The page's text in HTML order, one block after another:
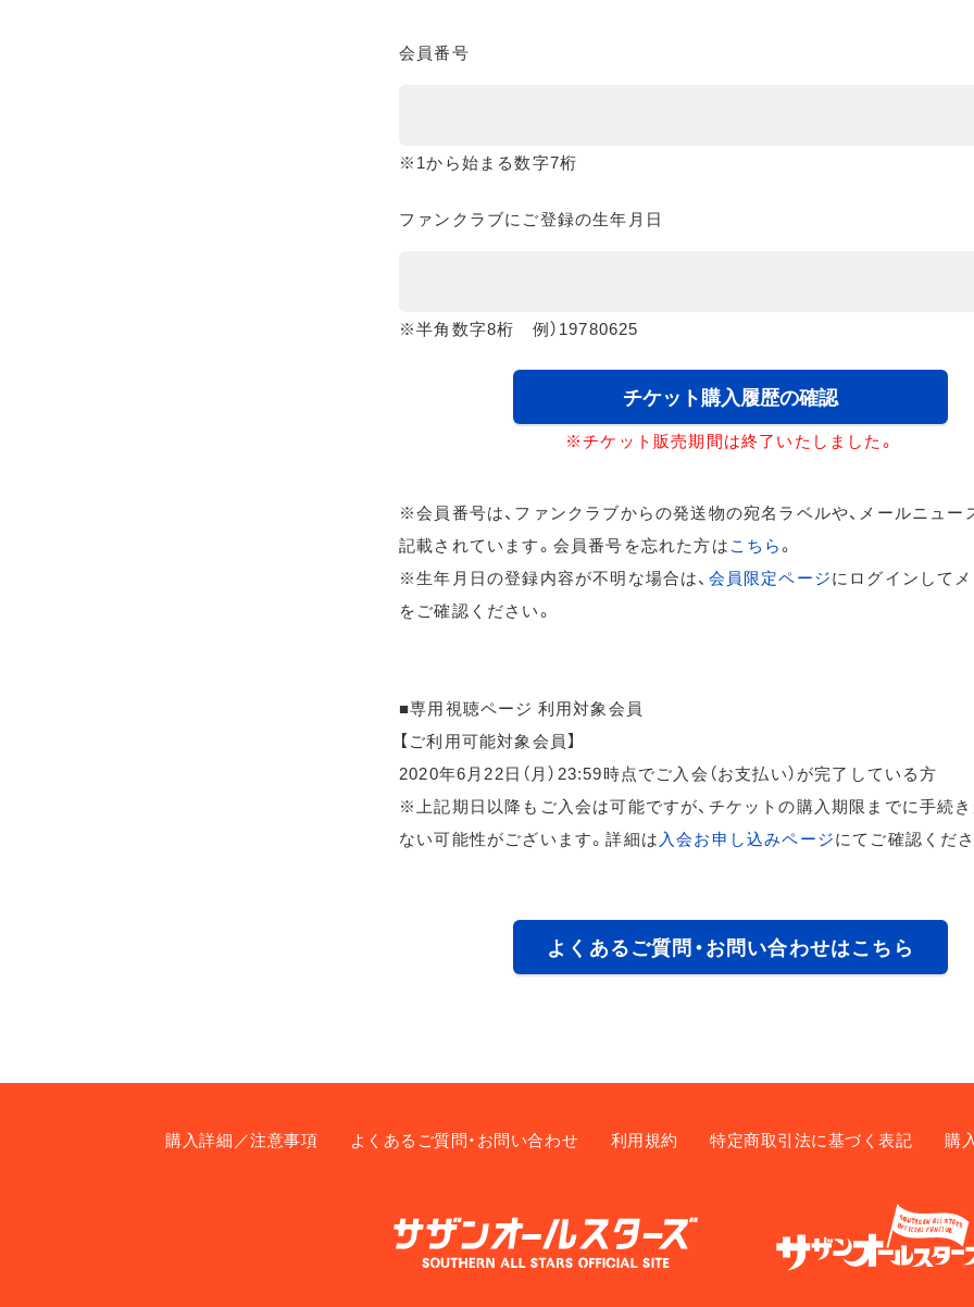
会員番号
※1から始まる数字7桁
ファンクラブにご登録の生年月日
※半角数字8桁 例）19780625
チケット購入履歴の確認
※チケット販売期間は終了いたしました。
※会員番号は、ファンクラブからの発送物の宛名ラベルや、メールニュー
記載されています。会員番号を忘れた方はこちら。
※生年月日の登録内容が不明な場合は、 会員限定ページにログインして
をご確認ください。
■専用視聴ページ 利用対象会員
【ご利用可能対象会員】
2020年6月22日（月）23:59時点でご入会（お支払い）が完了している方
※上記期日以降もご入会は可能ですが、チケットの購入期限までに手続
ない可能性がございます。詳細は入会お申し込みページにてご確認くださ
よくあるご質問・お問い合わせはこちら
購入詳細／注意事項 よくあるご質問・お問い合わせ 利用規約 特定商取引法に基づく表記 購